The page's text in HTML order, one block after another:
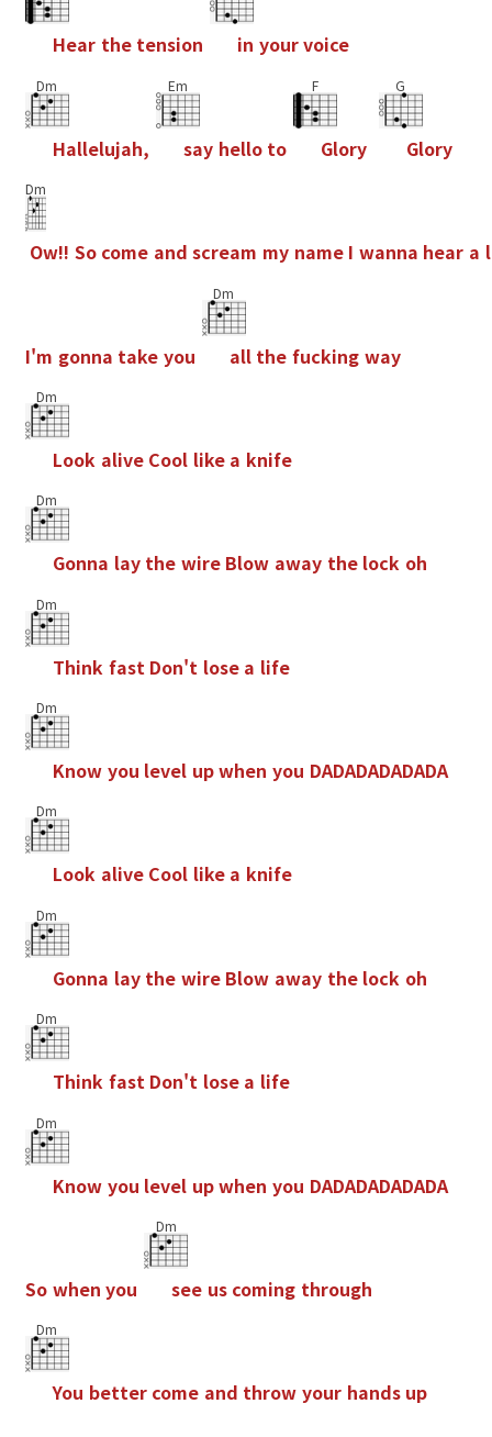
Hear the tension in yourvoice
Dm
Hallelujah,
Em
say hello to
F
Glory
G
Glory
Dm
Ow!! So come and scream my name I wanna hear a l
I'm gonna take you
Dm
all the fucking way
Dm
Look alive Cool like a knife
Dm
Gonna lay the wire Blow away the lock oh
Dm
Think fast Don't lose a life
Dm
Know you level upwhen you DADADADADADA
Dm
Look alive Cool like a knife
Dm
Gonna lay the wire Blow away the lock oh
Dm
Think fast Don't lose a life
Dm
Know you level upwhen you DADADADADADA
So when you
Dm
see us coming through
Dm
You better come and throw your hands up